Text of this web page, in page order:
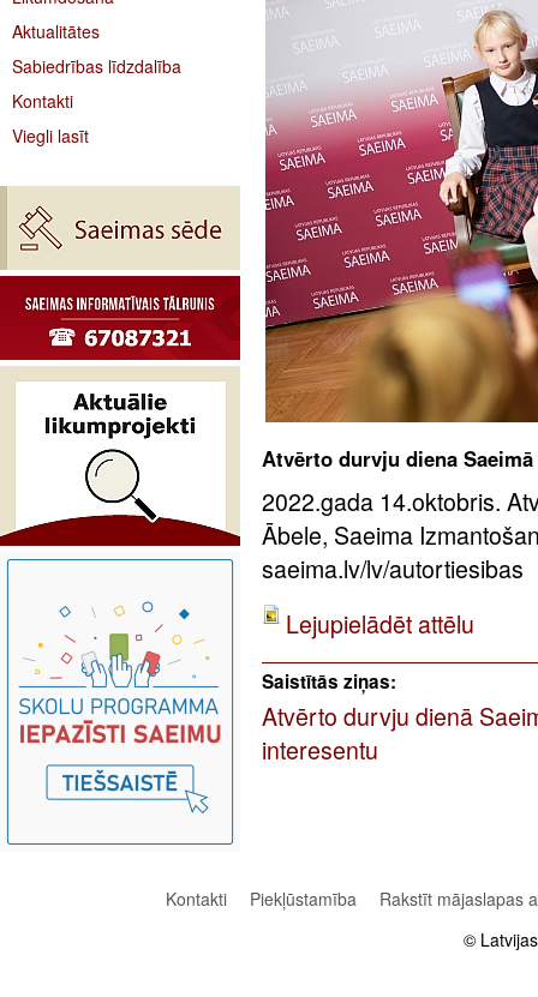
Aktualitātes
Sabiedrības līdzdalība
Kontakti
Viegli lasīt
Atvērto durvju diena Saeimā
2022.gada 14.oktobris.
Ābele, Saeima
saeima.lv/lv/autortiesibas
Lejupielādēt attēlu
Saistītās ziņas:
Atvērto durvju dienā
interesentu
Kontakti Piekļūstamība
Rakstīt mājaslapas
©